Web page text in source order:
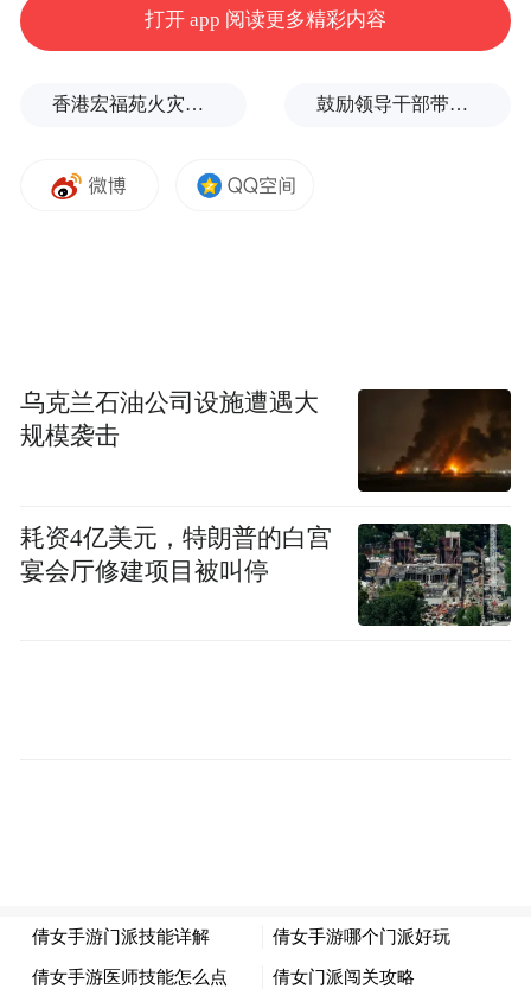
遇。作为一家科技公司的领头人，黄代放建
议进一步推动“AI+”在应急救援、平安建设领
域中的融合应用，强化监测预警，推动从人
防转向技防。“将城市生命线、城市安全问题
与AI大数据相结合，通过事前掌握相关数
据，实现风险问题的提前预防。”
企业面临着贷款难的问题。”他呼吁相关机构
持续提升金融服务质效，平等对待各类经营
打开 app 阅读更多精彩内容
香港宏福苑火灾跨部门调查最终报告：大火或由烟头引起 鼓励领导干部带头休假之后又撤回文件，到底什么意思嘛？
乌克兰石油公司设施遭遇大
规模袭击
耗资4亿美元，特朗普的白宫
宴会厅修建项目被叫停